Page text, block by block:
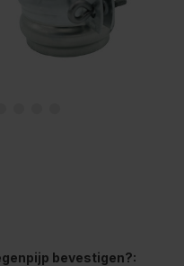
bevestigen?: